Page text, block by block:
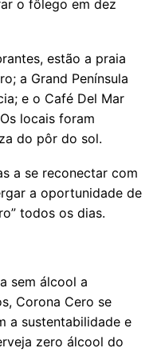
o fôlego em dez
estão a praia
a Grand Península
e o Café Del Mar
locais foram
do pôr do sol.
a se reconectar com
a oportunidade de
todos os dias.
sem álcool a
Corona Cero se
a sustentabilidade e
zero álcool do